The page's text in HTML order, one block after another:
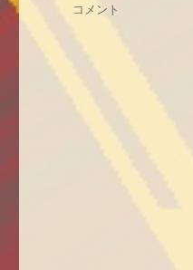
リ
Caramel
コメント